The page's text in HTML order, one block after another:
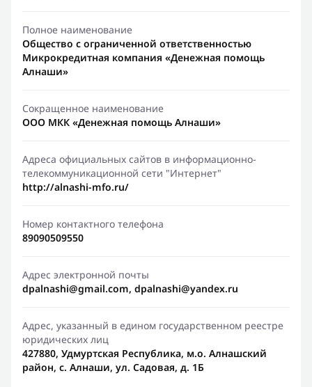
Полное наименование
Общество с ограниченной ответственностью
Микрокредитная компания «Денежная помощь
Алнаши»
Сокращенное наименование
ООО МКК «Денежная помощь Алнаши»
Адреса официальных сайтов в информационно-
телекоммуникационной сети "Интернет"
http://alnashi-mfo.ru/
Номер контактного телефона
89090509550
Адрес электронной почты
dpalnashi@gmail.com, dpalnashi@yandex.ru
Адрес, указанный в едином государственном реестре
юридических лиц
427880, Удмуртская Республика, м.о. Алнашский
район, с. Алнаши, ул. Садовая, д. 1Б